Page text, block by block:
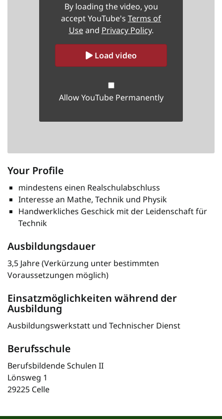
By loading the video, you
accept YouTube's Terms of
Useand Privacy Policy.
Load video
Allow YouTube Permanently
Your Profile
mindestens einen Realschulabschluss
Interesse an Mathe, Technik und Physik
Handwerkliches Geschick mit der Leidenschaft für
Technik
Ausbildungsdauer
3,5 Jahre (Verkürzung unter bestimmten
Voraussetzungen möglich)
Einsatzmöglichkeiten während der
Ausbildung
Ausbildungswerkstatt und Technischer Dienst
Berufsschule
Berufsbildende Schulen II
Lönsweg 1
29225 Celle